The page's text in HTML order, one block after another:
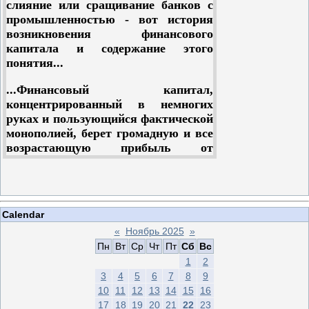
принадлежал к многочисленной
армии героев, самоотверженно
служивших делу мировой революции.
Правда, у Эвергарда были свои
особые заслуги в разработке
философии рабочего класса и ее
пропаганды. Он называл ее
«пролетарская наука», «пролетарская
философия», проявляя известную
узость взглядов, которой в то время
невозможно было избежать.
их достоинство в том, что они
воскрешают для нас атмосферу той
страшной эпохи. Нигде мы не найдем
такого яркого изображения
психологии людей, живших в бурное
двадцатилетие 1912 — 1932 гг., их
ограниченности и слепоты, их
страхов и сомнений, их моральных
слияние или сращивание банков с
промышленностью - вот история
возникновения финансового
капитала и содержание этого
понятия...
...Финансовый капитал,
концентрированный в немногих
руках и пользующийся фактической
монополией, берет громадную и все
возрастающую прибыль от
учредительства, от выпуска
закрепляя господство финансовой
олигархии, облагая все общество
данью монополистам.
Calendar
«
Ноябрь 2025 »
Пн
Вт Ср Чт Пт Сб Вс
1
2
3
4 5 6 7 8
9
10
11 12 13 14 15
16
17
18 19 20 21 22 23